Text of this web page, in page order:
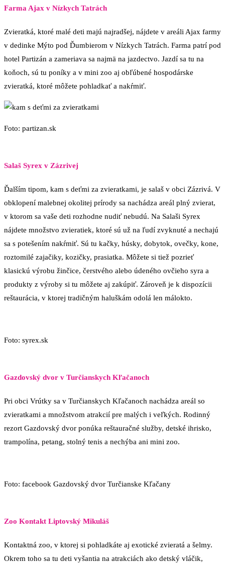
Farma Ajax v Nízkych Tatrách
Zvieratká, ktoré malé deti majú najradšej, nájdete v areáli Ajax farmy
v dedinke Mýto pod Ďumbierom v Nízkych Tatrách. Farma patrí pod
hotel Partizán a zameriava sa najmä na jazdectvo. Jazdí sa tu na
koňoch, sú tu poníky a v mini zoo aj obľúbené hospodárske
zvieratká, ktoré môžete pohladkať a nakŕmiť.
Foto: partizan.sk
Salaš Syrex v Zázrivej
Ďalším tipom, kam s deťmi za zvieratkami, je salaš v obci Zázrivá. V
obklopení malebnej okolitej prírody sa nachádza areál plný zvierat,
v ktorom sa vaše deti rozhodne nudiť nebudú. Na Salaši Syrex
nájdete množstvo zvieratiek, ktoré sú už na ľudí zvyknuté a nechajú
sa s potešením nakŕmiť. Sú tu kačky, húsky, dobytok, ovečky, kone,
roztomilé zajačiky, kozičky, prasiatka. Môžete si tiež pozrieť
klasickú výrobu žinčice, čerstvého alebo údeného ovčieho syra a
produkty z výroby si tu môžete aj zakúpiť. Zároveň je k dispozícii
reštaurácia, v ktorej tradičným haluškám odolá len málokto.
Foto: syrex.sk
Gazdovský dvor v Turčianskych Kľačanoch
Pri obci Vrútky sa v Turčianskych Kľačanoch nachádza areál so
zvieratkami a množstvom atrakcií pre malých i veľkých. Rodinný
rezort Gazdovský dvor ponúka reštauračné služby, detské ihrisko,
trampolína, petang, stolný tenis a nechýba ani mini zoo.
Foto: facebook Gazdovský dvor Turčianske Kľačany
Zoo Kontakt Liptovský Mikuláš
Kontaktná zoo, v ktorej si pohladkáte aj exotické zvieratá a šelmy.
Okrem toho sa tu deti vyšantia na atrakciách ako detský vláčik,